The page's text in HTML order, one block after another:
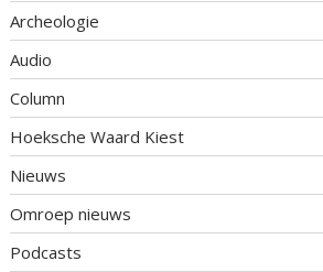
Archeologie
Audio
Column
Hoeksche Waard Kiest
Nieuws
Omroep nieuws
Podcasts